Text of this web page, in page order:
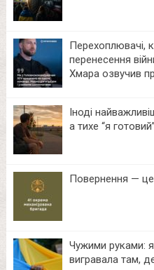
Перехоплювачі,
перенесення
Хмара озвучив
Іноді
а тихе “я
Повернення — це
Чужими руками:
вигравала там,